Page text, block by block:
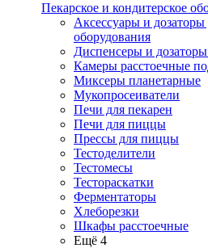
Пекарское и кондитерское
Аксессуары и дозаторы
оборудования
Диспенсеры и
Камеры расстоечные
Миксеры планетарные
Мукопросеиватели
Печи для пекарен
Печи для пиццы
Прессы для пиццы
Тестоделители
Тестомесы
Тестораскатки
Ферментаторы
Хлеборезки
Шкафы расстоечные
Ещё 4